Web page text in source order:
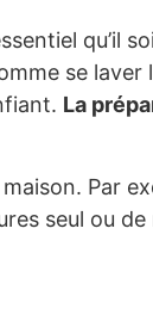
qu’il
se laver
La
Par
seul ou